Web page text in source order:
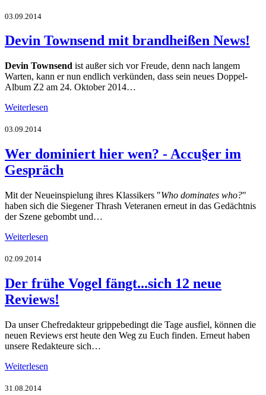
03.09.2014
Devin Townsend mit brandheißen News!
Devin Townsend ist außer sich vor Freude, denn nach langem
Warten, kann er nun endlich verkünden, dass sein neues Doppel-
Album Z2 am 24. Oktober 2014…
Weiterlesen
03.09.2014
Wer dominiert hier wen? - Accu§er im
Gespräch
Mit der Neueinspielung ihres Klassikers "Who dominates who?"
haben sich die Siegener Thrash Veteranen erneut in das Gedächtnis
der Szene gebombt und…
Weiterlesen
02.09.2014
Der frühe Vogel fängt...sich 12 neue
Reviews!
Da unser Chefredakteur grippebedingt die Tage ausfiel, können die
neuen Reviews erst heute den Weg zu Euch finden. Erneut haben
unsere Redakteure sich…
Weiterlesen
31.08.2014